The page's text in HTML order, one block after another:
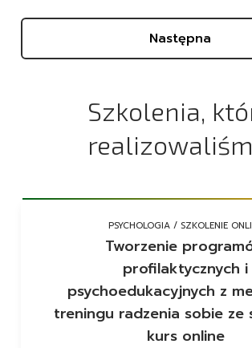
Następna
Szkolenia,
PSYCHOLOGIA / SZKOLENIE
Tworzenie
profilaktycznych i
psychoedukacyjnych z
treningu radzenia sobie ze
kurs online